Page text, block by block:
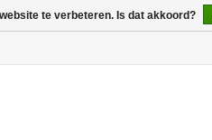
te verbeteren. Is dat akkoord?